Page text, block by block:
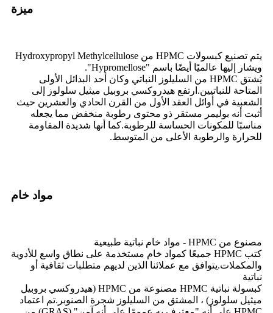
ميزة
يتم تصنيع كبسولات HPMC من Hydroxypropyl Methylcellulose
ويشار إليها عالميًا أيضًا باسم "Hypromellose".
يُشتق HPMC من السليلوز النباتي وكان أحد البدائل الأولى
المتاحة للنباتيين.ارتفع هيدروكسي بروبيل ميثيل سلولوز إلى
الشعبية في أوائل العقد الأول من القرن الحادي والعشرين حيث
أثبت أنه بوليمر مستقر ذو محتوى رطوبة منخفض مما يجعله
مناسبًا للمكونات الحساسة للرطوبة.كما أنها شديدة المقاومة
للحرارة والرطوبة الأعلى من المتوسط.
مواد خام
مصنوع من HPMC - مواد خام نباتية طبيعية
كتب HPMC جميعًا كمواد خام مستخدمة على نطاق واسع للأدوية
والمكملات.يتوافق مع عملائنا الذين لديهم متطلبات ثقافية أو
نباتية
كبسولة نباتية HPMC مصنوعة من HPMC (هيدروكسي بروبيل
ميثيل سلولوز) ، المشتق من السليلوز شجرة الصنوبر.تم اعتماد